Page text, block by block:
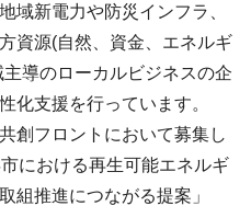
域新電力や防災インフラ、
資源(自然、資金、エネルギ
導のローカルビジネスの企
化支援を行っています。
創フロントにおいて募集し
における再生可能エネルギ
組推進につながる提案」